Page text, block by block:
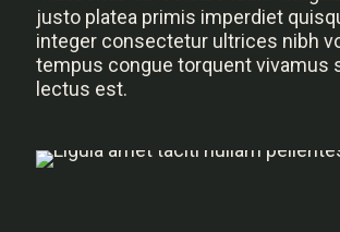
justo platea primis imperdiet
integer consectetur ultrices nibh
tempus congue torquent vivamus
lectus est.